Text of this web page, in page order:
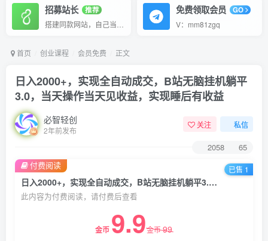
招募站长
推荐
免费领取会员
GO
V：mm81zgq
首页 创业课程 会员免费 正文
日入2000+，实现全自动成交，B站无脑挂机躺平
3.0，当天操作当天见收益，实现睡后有收益
必智轻创
2年前发布
关注 私信
2058 65
日入2000+，实现全自动成交，B站无脑挂机躺平3.0，当天操作当天见收益，实现睡后有收益
此内容为付费阅读，请付费后查看
金币 9.9金币99
付费阅读 已售 1